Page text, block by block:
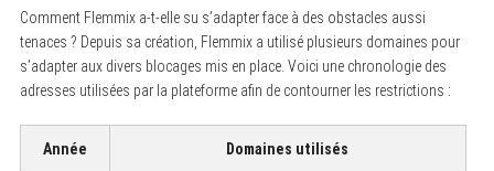
Comment Flemmix a-t-elle su s’adapter face à des obstacles aussi
tenaces ? Depuis sa création, Flemmix a utilisé plusieurs domaines pour
s’adapter aux divers blocages mis en place. Voici une chronologie des
adresses utilisées par la plateforme afin de contourner les restrictions :
Année Domaines utilisés